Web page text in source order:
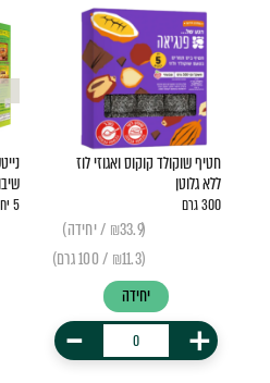
חטיף שוקולד קוקוס ואגוזי לוז
ללא גלוטן
300 גרם
(₪33.9 / יחידה)
(₪11.3 / 100 גרם)
יחידה
+
-
5 יחידות 42X גרם